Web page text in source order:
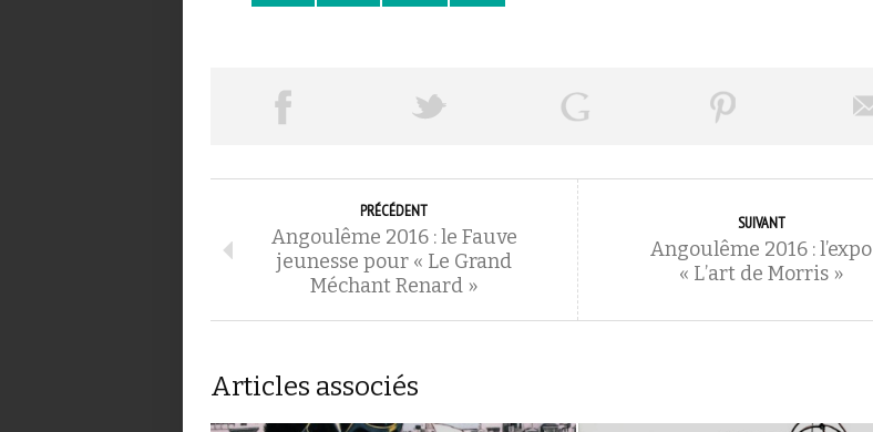
PRÉCÉDENT
Angoulême 2016 : le Fauve
jeunesse pour « Le Grand
Méchant Renard »
SUIVANT
Angoulême 2016 : l’expo
« L’art de Morris »
Articles associés